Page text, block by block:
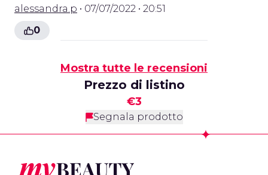
alessandra.p • 07/07/2022 • 20:51
0
Mostra tutte le recensioni
Prezzo di listino
€3
Segnala prodotto